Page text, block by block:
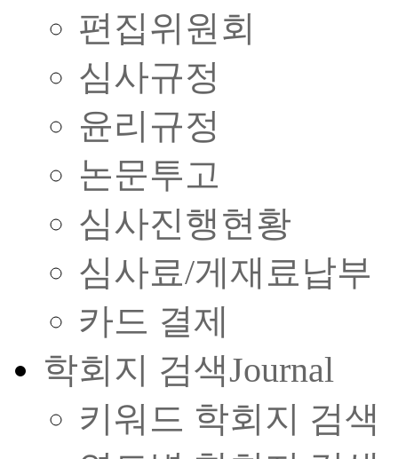
편집위원회
심사규정
윤리규정
논문투고
심사진행현황
심사료/게재료납부
카드 결제
학회지 검색Journal
키워드 학회지 검색